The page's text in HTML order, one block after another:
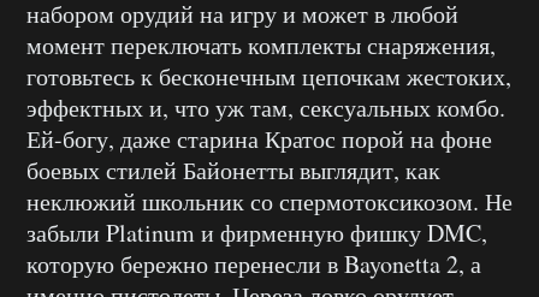
набором орудий на игру и может в любой
момент переключать комплекты снаряжения,
готовьтесь к бесконечным цепочкам жестоких,
эффектных и, что уж там, сексуальных комбо.
Ей-богу, даже старина Кратос порой на фоне
боевых стилей Байонетты выглядит, как
неклюжий школьник со спермотоксикозом. Не
забыли Platinum и фирменную фишку DMC,
которую бережно перенесли в Bayonetta 2, а